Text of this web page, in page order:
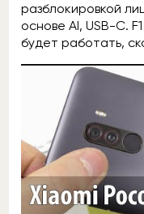
разблокировкой
основе AI, USB-C.
будет работать,